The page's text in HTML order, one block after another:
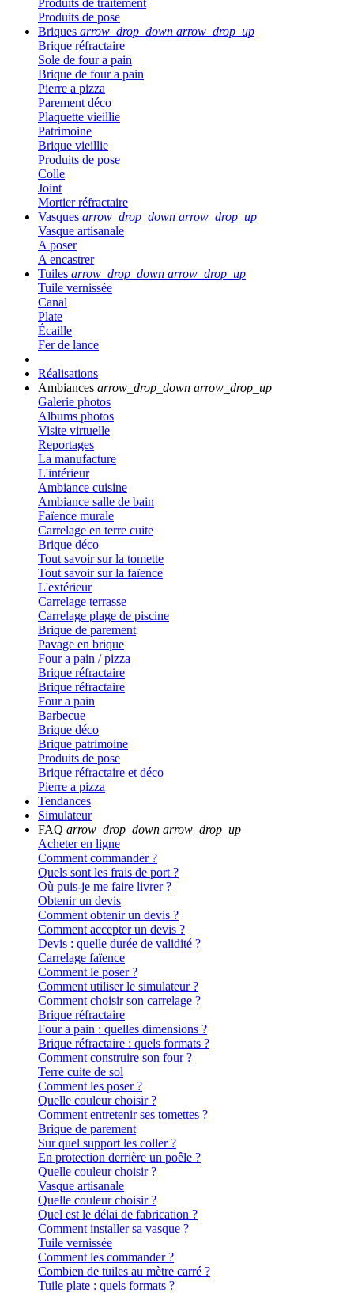
Produits de pose
Briques arrow_drop_down arrow_drop_up
Brique réfractaire
Sole de four a pain
Brique de four a pain
Pierre a pizza
Parement déco
Plaquette vieillie
Patrimoine
Brique vieillie
Produits de pose
Colle
Joint
Mortier réfractaire
Vasques arrow_drop_down arrow_drop_up
Vasque artisanale
A poser
A encastrer
Tuiles arrow_drop_down arrow_drop_up
Tuile vernissée
Canal
Plate
Écaille
Fer de lance
Réalisations
Ambiances arrow_drop_down arrow_drop_up
Galerie photos
Albums photos
Visite virtuelle
Reportages
La manufacture
L'intérieur
Ambiance cuisine
Ambiance salle de bain
Faïence murale
Carrelage en terre cuite
Brique déco
Tout savoir sur la tomette
Tout savoir sur la faïence
L'extérieur
Carrelage terrasse
Carrelage plage de piscine
Brique de parement
Pavage en brique
Four a pain / pizza
Brique réfractaire
Brique réfractaire
Four a pain
Barbecue
Brique déco
Brique patrimoine
Produits de pose
Brique réfractaire et déco
Pierre a pizza
Tendances
Simulateur
FAQ arrow_drop_down arrow_drop_up
Acheter en ligne
Comment commander ?
Quels sont les frais de port ?
Où puis-je me faire livrer ?
Obtenir un devis
Comment obtenir un devis ?
Comment accepter un devis ?
Devis : quelle durée de validité ?
Carrelage faïence
Comment le poser ?
Comment utiliser le simulateur ?
Comment choisir son carrelage ?
Brique réfractaire
Four a pain : quelles dimensions ?
Brique réfractaire : quels formats ?
Comment construire son four ?
Terre cuite de sol
Comment les poser ?
Quelle couleur choisir ?
Comment entretenir ses tomettes ?
Brique de parement
Sur quel support les coller ?
En protection derrière un poêle ?
Quelle couleur choisir ?
Vasque artisanale
Quelle couleur choisir ?
Quel est le délai de fabrication ?
Comment installer sa vasque ?
Tuile vernissée
Comment les commander ?
Combien de tuiles au mètre carré ?
Tuile plate : quels formats ?